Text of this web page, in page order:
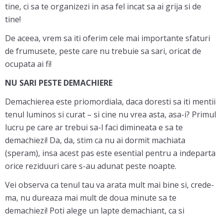
tine, ci sa te organizezi in asa fel incat sa ai grija si de
tine!
De aceea, vrem sa iti oferim cele mai importante sfaturi
de frumusete, peste care nu trebuie sa sari, oricat de
ocupata ai fi!
NU SARI PESTE DEMACHIERE
Demachierea este priomordiala, daca doresti sa iti mentii
tenul luminos si curat – si cine nu vrea asta, asa-i? Primul
lucru pe care ar trebui sa-l faci dimineata e sa te
demachiezi! Da, da, stim ca nu ai dormit machiata
(speram), insa acest pas este esential pentru a indeparta
orice reziduuri care s-au adunat peste noapte.
Vei observa ca tenul tau va arata mult mai bine si, crede-
ma, nu dureaza mai mult de doua minute sa te
demachiezi! Poti alege un lapte demachiant, ca si